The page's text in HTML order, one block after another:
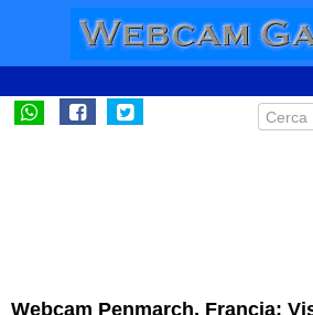
Webcam Penmarch, Francia: